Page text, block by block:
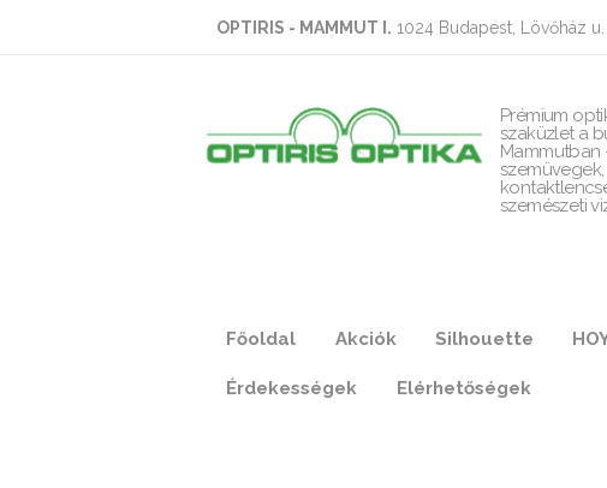
OPTIRIS - MAMMUT I. 1024 Budapest, Lövőház
Prémium
szaküzlet a
szemüvegek,
szemészeti
Főoldal Akciók Silhouette
Érdekességek Elérhetőségek